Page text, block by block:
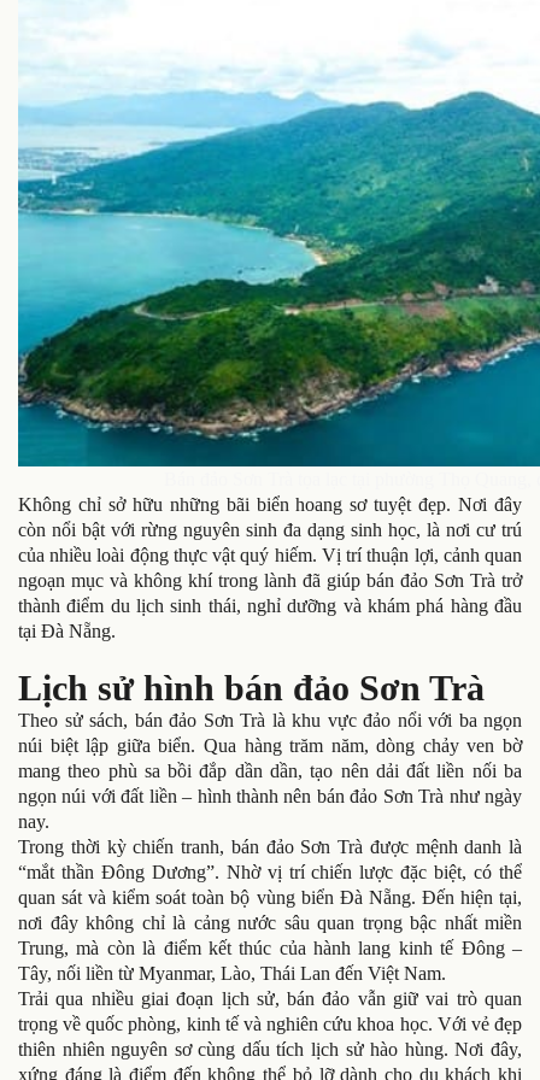
Không chỉ sở hữu những bãi biển hoang sơ tuyệt đẹp. Nơi đây
còn nổi bật với rừng nguyên sinh đa dạng sinh học, là nơi cư trú
của nhiều loài động thực vật quý hiếm. Vị trí thuận lợi, cảnh quan
ngoạn mục và không khí trong lành đã giúp bán đảo Sơn Trà trở
thành điểm du lịch sinh thái, nghỉ dưỡng và khám phá hàng đầu
tại Đà Nẵng.
Lịch sử hình bán đảo Sơn Trà
Theo sử sách, bán đảo Sơn Trà là khu vực đảo nổi với ba ngọn
núi biệt lập giữa biển. Qua hàng trăm năm, dòng chảy ven bờ
mang theo phù sa bồi đắp dần dần, tạo nên dải đất liền nối ba
ngọn núi với đất liền – hình thành nên bán đảo Sơn Trà như ngày
nay.
Trong thời kỳ chiến tranh, bán đảo Sơn Trà được mệnh danh là
“mắt thần Đông Dương”. Nhờ vị trí chiến lược đặc biệt, có thể
quan sát và kiểm soát toàn bộ vùng biển Đà Nẵng. Đến hiện tại,
nơi đây không chỉ là cảng nước sâu quan trọng bậc nhất miền
Trung, mà còn là điểm kết thúc của hành lang kinh tế Đông –
Tây, nối liền từ Myanmar, Lào, Thái Lan đến Việt Nam.
Trải qua nhiều giai đoạn lịch sử, bán đảo vẫn giữ vai trò quan
trọng về quốc phòng, kinh tế và nghiên cứu khoa học. Với vẻ đẹp
thiên nhiên nguyên sơ cùng dấu tích lịch sử hào hùng. Nơi đây,
xứng đáng là điểm đến không thể bỏ lỡ dành cho du khách khi